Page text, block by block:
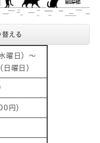
える
曜日）～
曜日）
円）